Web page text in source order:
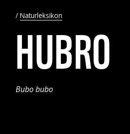
Naturleksikon
HUBRO
Bubo bubo